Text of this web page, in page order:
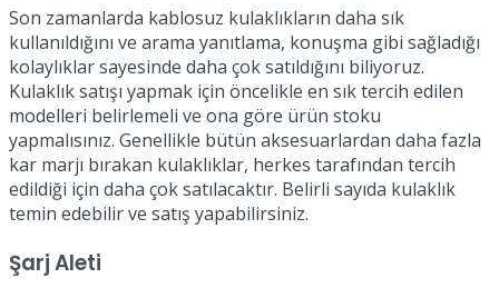
Son zamanlarda kablosuz kulaklıkların daha sık
kullanıldığını ve arama yanıtlama, konuşma gibi sağladığı
kolaylıklar sayesinde daha çok satıldığını biliyoruz.
Kulaklık satışı yapmak için öncelikle en sık tercih edilen
modelleri belirlemeli ve ona göre ürün stoku
yapmalısınız. Genellikle bütün aksesuarlardan daha fazla
kar marjı bırakan kulaklıklar, herkes tarafından tercih
edildiği için daha çok satılacaktır. Belirli sayıda kulaklık
temin edebilir ve satış yapabilirsiniz.
Şarj Aleti